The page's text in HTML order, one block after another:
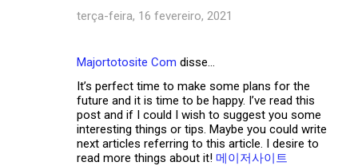
terça-feira, 16 fevereiro, 2021
Majortotosite Com disse…
It’s perfect time to make some plans for the
future and it is time to be happy. I’ve read this
post and if I could I wish to suggest you some
interesting things or tips. Maybe you could write
next articles referring to this article. I desire to
read more things about it! 메이저사이트